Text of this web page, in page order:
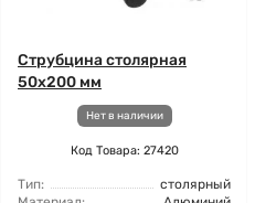
Струбцина столярная
50x200 мм
Нет в наличии
Код Товара: 27420
Тип:
столярный